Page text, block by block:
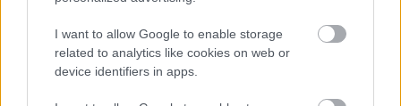
I want to allow Google to enable storage
related to analytics like cookies on web or
device identifiers in apps.